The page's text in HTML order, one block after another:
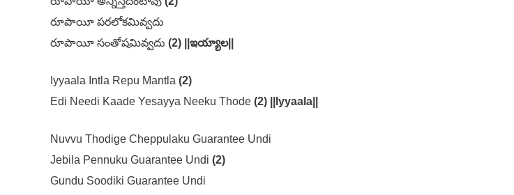
రూపాయీ పరలోకమివ్వదు
రూపాయీ సంతోషమివ్వదు (2) ||ఇయ్యాల||
Iyyaala Intla Repu Mantla (2)
Edi Needi Kaade Yesayya Neeku Thode (2) ||Iyyaala||
Nuvvu Thodige Cheppulaku Guarantee Undi
Jebila Pennuku Guarantee Undi (2)
Gundu Soodiki Guarantee Undi